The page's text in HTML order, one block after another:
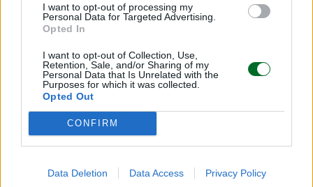
I want to opt-out of processing my
Personal Data for Targeted Advertising.
Opted In
I want to opt-out of Collection, Use,
Retention, Sale, and/or Sharing of my
Personal Data that Is Unrelated with the
Purposes for which it was collected.
Opted Out
CONFIRM
Data Deletion Data Access Privacy Policy